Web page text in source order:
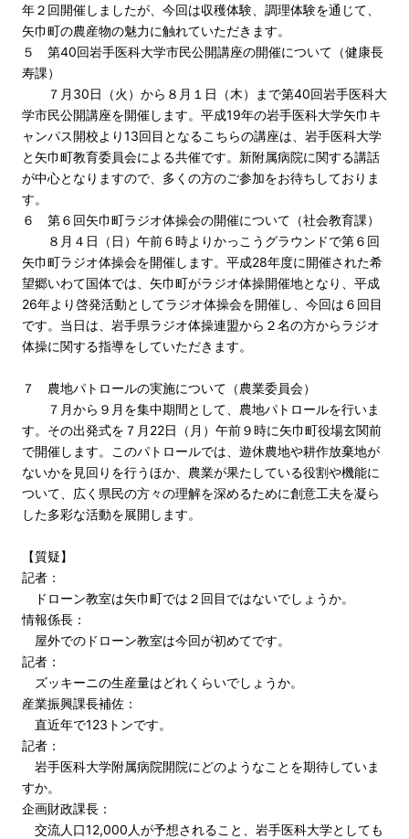
年２回開催しましたが、今回は収穫体験、調理体験を通じて、
矢巾町の農産物の魅力に触れていただきます。
５ 第40回岩手医科大学市民公開講座の開催について（健康長
寿課）
７月30日（火）から８月１日（木）まで第40回岩手医科大
学市民公開講座を開催します。平成19年の岩手医科大学矢巾キ
ャンパス開校より13回目となるこちらの講座は、岩手医科大学
と矢巾町教育委員会による共催です。新附属病院に関する講話
が中心となりますので、多くの方のご参加をお待ちしておりま
す。
６ 第６回矢巾町ラジオ体操会の開催について（社会教育課）
８月４日（日）午前６時よりかっこうグラウンドで第６回
矢巾町ラジオ体操会を開催します。平成28年度に開催された希
望郷いわて国体では、矢巾町がラジオ体操開催地となり、平成
26年より啓発活動としてラジオ体操会を開催し、今回は６回目
です。当日は、岩手県ラジオ体操連盟から２名の方からラジオ
体操に関する指導をしていただきます。
７ 農地パトロールの実施について（農業委員会）
７月から９月を集中期間として、農地パトロールを行いま
す。その出発式を７月22日（月）午前９時に矢巾町役場玄関前
で開催します。このパトロールでは、遊休農地や耕作放棄地が
ないかを見回りを行うほか、農業が果たしている役割や機能に
ついて、広く県民の方々の理解を深めるために創意工夫を凝ら
した多彩な活動を展開します。
【質疑】
記者：
ドローン教室は矢巾町では２回目ではないでしょうか。
情報係長：
屋外でのドローン教室は今回が初めてです。
記者：
ズッキーニの生産量はどれくらいでしょうか。
産業振興課長補佐：
直近年で123トンです。
記者：
岩手医科大学附属病院開院にどのようなことを期待していま
すか。
企画財政課長：
交流人口12,000人が予想されること、岩手医科大学としても